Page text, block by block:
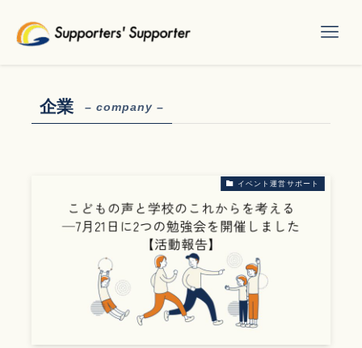
企業 – company –
イベント運営サポート